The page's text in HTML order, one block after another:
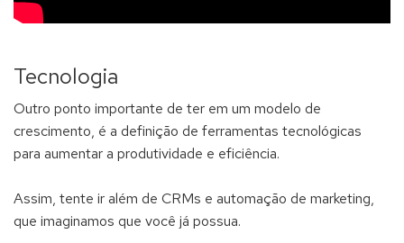
Tecnologia
Outro ponto importante de ter em um modelo de
crescimento, é a definição de ferramentas tecnológicas
para aumentar a produtividade e eficiência.
Assim, tente ir além de CRMs e automação de marketing,
que imaginamos que você já possua.